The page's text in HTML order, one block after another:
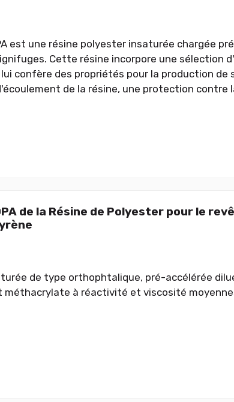
est une résine polyester insaturée chargée
Cette résine incorpore une sélection
confère des propriétés pour la production de
de la résine, une protection contre
de la Résine de Polyester pour le
de type orthophtalique, pré-accélérée
méthacrylate à réactivité et viscosité